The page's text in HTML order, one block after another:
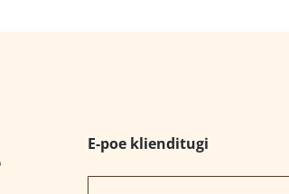
E-poe klienditugi